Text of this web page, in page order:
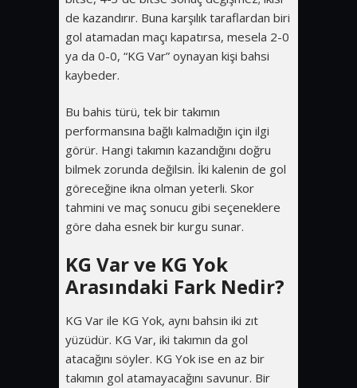
de kazandırır. Buna karşılık taraflardan biri
gol atamadan maçı kapatırsa, mesela 2-0
ya da 0-0, “KG Var” oynayan kişi bahsi
kaybeder.
Bu bahis türü, tek bir takımın
performansına bağlı kalmadığın için ilgi
görür. Hangi takımın kazandığını doğru
bilmek zorunda değilsin. İki kalenin de gol
göreceğine ikna olman yeterli. Skor
tahmini ve maç sonucu gibi seçeneklere
göre daha esnek bir kurgu sunar.
KG Var ve KG Yok
Arasındaki Fark Nedir?
KG Var ile KG Yok, aynı bahsin iki zıt
yüzüdür. KG Var, iki takımın da gol
atacağını söyler. KG Yok ise en az bir
takımın gol atamayacağını savunur. Bir